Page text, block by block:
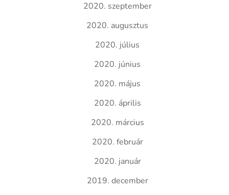
2020. szeptember
2020. augusztus
2020. július
2020. június
2020. május
2020. április
2020. március
2020. február
2020. január
2019. december